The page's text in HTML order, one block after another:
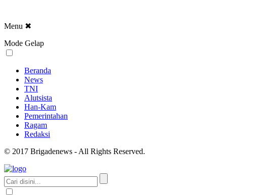
Menu ✖
Mode Gelap
Beranda
News
TNI
Alutsista
Han-Kam
Pemerintahan
Ragam
Redaksi
© 2017 Brigadenews - All Rights Reserved.